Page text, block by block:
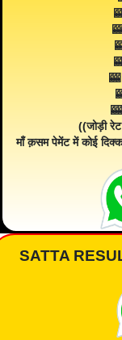
((जोड़ी
माँ क़सम पेमेंट में कोई
SATTA